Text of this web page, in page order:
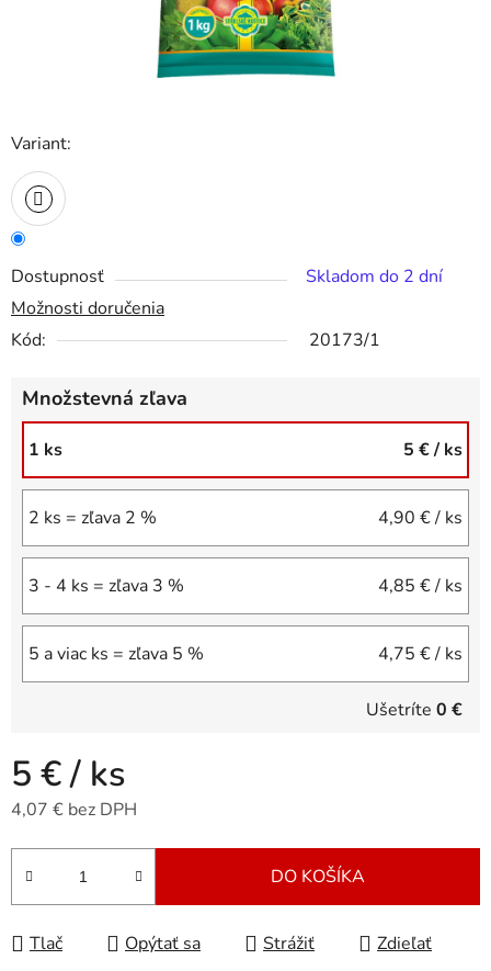
Variant:
Dostupnosť
Skladom do 2 dní
Možnosti doručenia
Kód:
20173/1
Množstevná zľava
1 ks 5 €/ ks
2 ks = zľava 2 % 4,90 €/ ks
3 - 4 ks = zľava 3 % 4,85 €/ ks
5 a viac ks = zľava 5 % 4,75 €/ ks
Ušetríte 0 €
5 €/ ks
4,07 € bez DPH
Jednotková cena:
DO KOŠÍKA
Tlač Opýtať sa Strážiť Zdieľať